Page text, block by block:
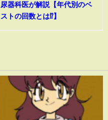
尿器科医が解説【年代別のベ
ストの回数とは⁉︎】